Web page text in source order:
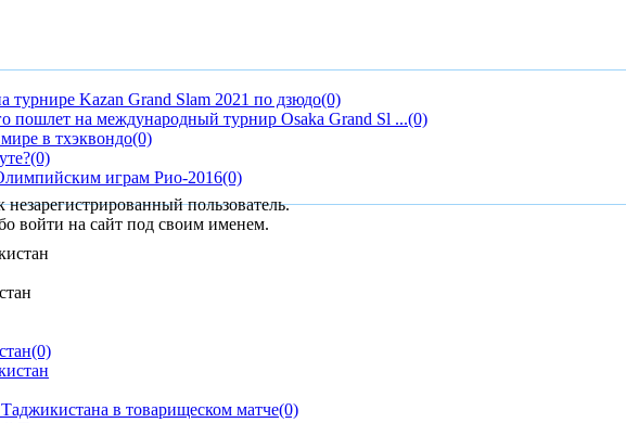
турнире Kazan Grand Slam 2021 по дзюдо(0)
пошлет на международный турнир Osaka Grand Sl ...(0)
в тхэквондо(0)
(0)
играм Рио-2016(0)
пользователь.
войти на сайт под своим именем.
(0)
в товарищеском матче(0)